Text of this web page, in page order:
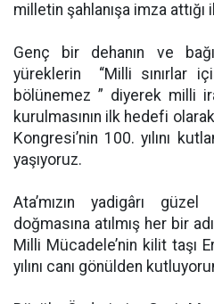
milletin şahlanışa imza attığı
Genç bir dehanın ve
yüreklerin “Milli sınırlar
bölünemez ” diyerek milli
kurulmasının ilk hedefi
Kongresi’nin 100. yılını
yaşıyoruz.
Ata’mızın yadigârı güzel
doğmasına atılmış her bir
Milli Mücadele’nin kilit taşı
yılını canı gönülden